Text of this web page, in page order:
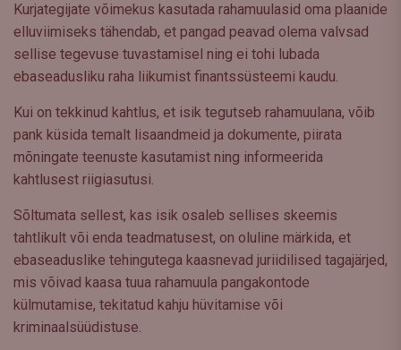
Kurjategijate võimekus kasutada rahamuulasid oma plaanide
elluviimiseks tähendab, et pangad peavad olema valvsad
sellise tegevuse tuvastamisel ning ei tohi lubada
ebaseadusliku raha liikumist finantssüsteemi kaudu.
Kui on tekkinud kahtlus, et isik tegutseb rahamuulana, võib
pank küsida temalt lisaandmeid ja dokumente, piirata
mõningate teenuste kasutamist ning informeerida
kahtlusest riigiasutusi.
Sõltumata sellest, kas isik osaleb sellises skeemis
tahtlikult või enda teadmatusest, on oluline märkida, et
ebaseaduslike tehingutega kaasnevad juriidilised tagajärjed,
mis võivad kaasa tuua rahamuula pangakontode
külmutamise, tekitatud kahju hüvitamise või
kriminaalsüüdistuse.